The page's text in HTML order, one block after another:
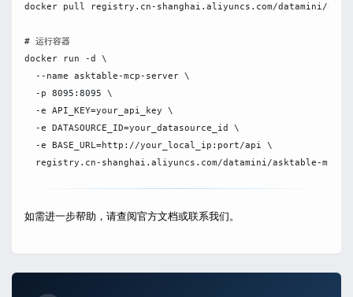
docker pull registry.cn-shanghai.aliyuncs.com/datamini/
# 运行容器
docker run -d \
  --name asktable-mcp-server \
  -p 8095:8095 \
  -e API_KEY=your_api_key \
  -e DATASOURCE_ID=your_datasource_id \
  -e BASE_URL=http://your_local_ip:port/api \
如需进一步帮助，请查阅官方文档或联系我们。